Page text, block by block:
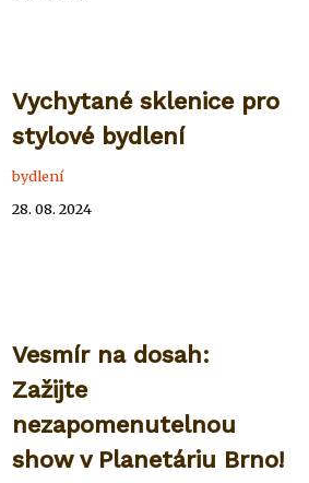
Vychytané sklenice pro
stylové bydlení
bydlení
28. 08. 2024
Vesmír na dosah:
Zažijte
nezapomenutelnou
show v Planetáriu Brno!